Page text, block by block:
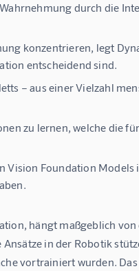
durch die
konzentrieren, legt
entscheidend sind.
– aus einer Vielzahl
zu lernen, welche die
Vision Foundation
hängt maßgeblich
in der Robotik
vortrainiert wurden.